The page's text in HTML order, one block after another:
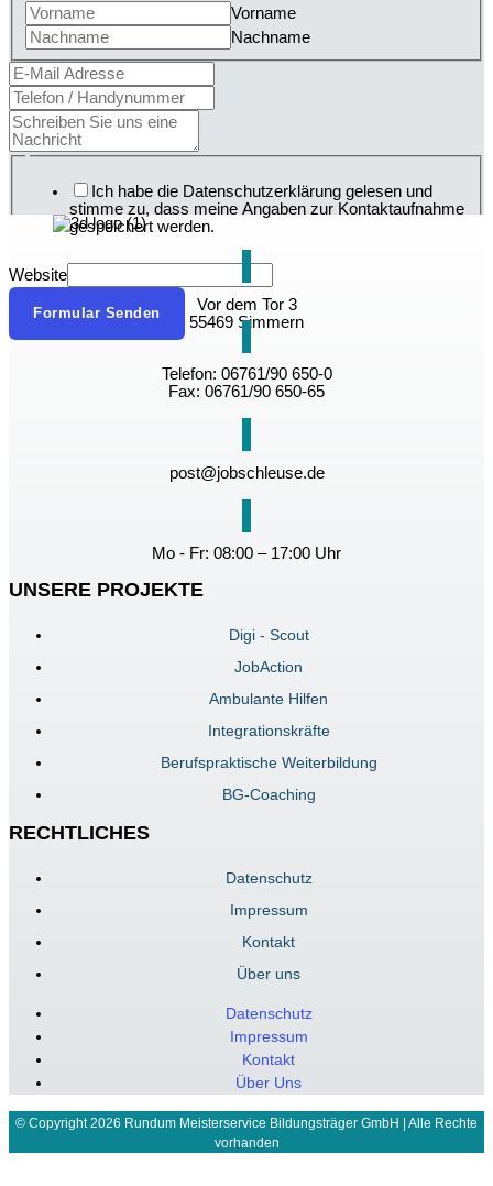
Vorname
Nachname
Ich habe die Datenschutzerklärung gelesen und
stimme zu, dass meine Angaben zur Kontaktaufnahme
gespeichert werden.
Website
Formular Senden
Vor dem Tor 3
55469 Simmern
Telefon: 06761/90 650-0
Fax: 06761/90 650-65
post@jobschleuse.de
Mo - Fr: 08:00 – 17:00 Uhr
UNSERE PROJEKTE
Digi - Scout
JobAction
Ambulante Hilfen
Integrationskräfte
Berufspraktische Weiterbildung
BG-Coaching
RECHTLICHES
Datenschutz
Impressum
Kontakt
Über uns
Datenschutz
Impressum
Kontakt
Über Uns
© Copyright 2026 Rundum Meisterservice Bildungsträger GmbH | Alle Rechte
vorhanden